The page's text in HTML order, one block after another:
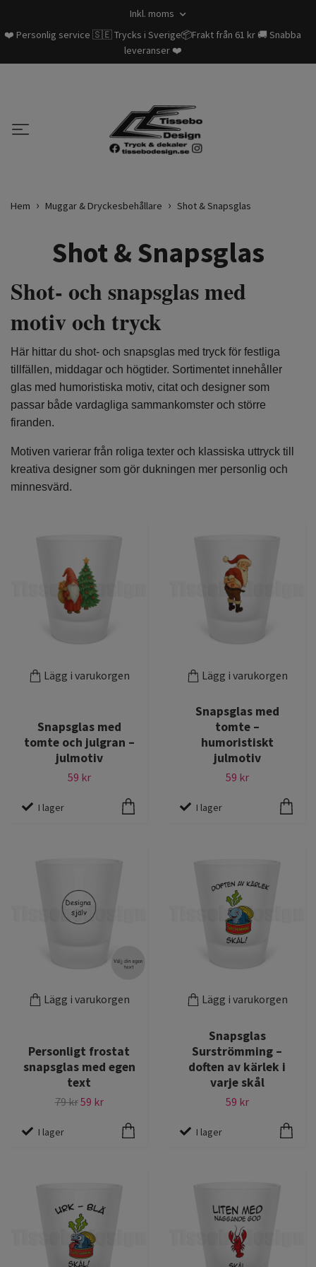
Inkl. moms
❤️ Personlig service 🇸🇪 Trycks i Sverige📦Frakt från 61 kr 🚚 Snabba
leveranser ❤️
Hem Muggar & Dryckesbehållare Shot & Snapsglas
Shot & Snapsglas
Shot- och snapsglas med
motiv och tryck
Här hittar du shot- och snapsglas med tryck för festliga
tillfällen, middagar och högtider. Sortimentet innehåller
glas med humoristiska motiv, citat och designer som
passar både vardagliga sammankomster och större
firanden.
Motiven varierar från roliga texter och klassiska uttryck till
kreativa designer som gör dukningen mer personlig och
minnesvärd.
Lägg i varukorgen
Snapsglas med
tomte och julgran –
julmotiv
59 kr
I lager
Lägg i varukorgen
Snapsglas med
tomte –
humoristiskt
julmotiv
59 kr
I lager
Lägg i varukorgen
Personligt frostat
snapsglas med egen
text
79 kr59 kr
I lager
Lägg i varukorgen
Snapsglas
Surströmming –
doften av kärlek i
varje skål
59 kr
I lager